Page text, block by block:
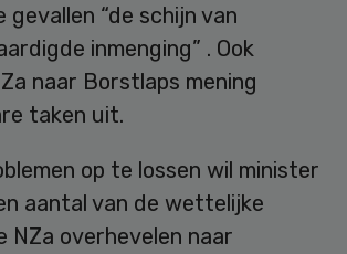
gevallen “de schijn van
inmenging” . Ook
naar Borstlaps mening
taken uit.
op te lossen wil minister
aantal van de wettelijke
NZa overhevelen naar